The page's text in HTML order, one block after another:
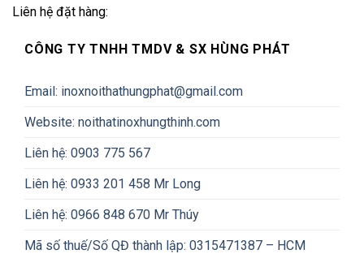
Liên hệ đặt hàng:
CÔNG TY TNHH TMDV & SX HÙNG PHÁT
Email: inoxnoithathungphat@gmail.com
Website: noithatinoxhungthinh.com
Liên hệ: 0903 775 567
Liên hệ: 0933 201 458 Mr Long
Liên hệ: 0966 848 670 Mr Thúy
Mã số thuế/Số QĐ thành lập: 0315471387 – HCM